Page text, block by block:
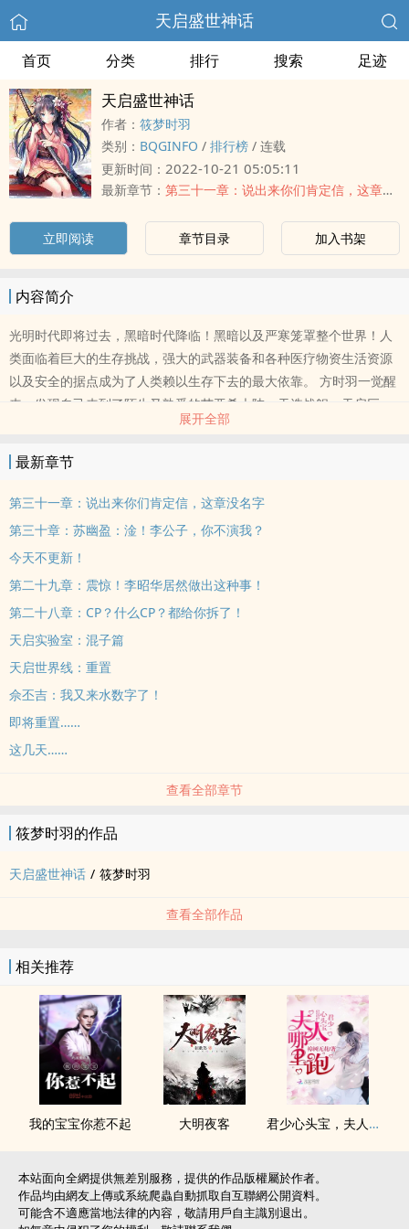
天启盛世神话
首页 分类 排行 搜索 足迹
天启盛世神话
作者： 筱梦时羽
类别： BQGINFO / 排行榜 / 连载
更新时间： 2022-10-21 05:05:11
最新章节： 第三十一章：说出来你们肯定信，这章没名字
立即阅读 章节目录 加入书架
内容简介
光明时代即将过去，黑暗时代降临！黑暗以及严寒笼罩整个世界！人
类面临着巨大的生存挑战，强大的武器装备和各种医疗物资生活资源
以及安全的据点成为了人类赖以生存下去的最大依靠。 方时羽一觉醒
来，发现自己来到了陌生又熟悉的艾亚希大陆。天选战舰，天启巨
炮，天穹星舟，上古魔法，隐世家族，充满神秘的符......文充斥着整
满荣耀与光明的神话传说即将重现世间，这是一部关于天启盛世的神
话仙语。 【展开】【收起】
记向您QQ群和微博里的朋友推荐哦！
展开全部
最新章节
第三十一章：说出来你们肯定信，这章没名字
第三十章：苏幽盈：淦！李公子，你不演我？
今天不更新！
第二十九章：震惊！李昭华居然做出这种事！
第二十八章：CP？什么CP？都给你拆了！
天启实验室：混子篇
天启世界线：重置
佘丕吉：我又来水数字了！
即将重置……
这几天……
查看全部章节
筱梦时羽的作品
天启盛世神话 / 筱梦时羽
查看全部作品
相关推荐
我的宝宝你惹不起 大明夜客 君少心头宝，夫人哪里跑
本站面向全網提供無差別服務，提供的作品版權屬於作者。
作品均由網友上傳或系統爬蟲自動抓取自互聯網公開資料。
可能含不適應當地法律的內容，敬請用戶自主識別退出。